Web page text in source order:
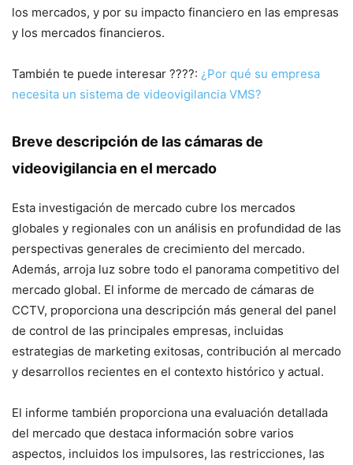
los mercados, y por su impacto financiero en las empresas
y los mercados financieros.
También te puede interesar ????: ¿Por qué su empresa
necesita un sistema de videovigilancia VMS?
Breve descripción de las cámaras de
videovigilancia en el mercado
Esta investigación de mercado cubre los mercados
globales y regionales con un análisis en profundidad de las
perspectivas generales de crecimiento del mercado.
Además, arroja luz sobre todo el panorama competitivo del
mercado global. El informe de mercado de cámaras de
CCTV, proporciona una descripción más general del panel
de control de las principales empresas, incluidas
estrategias de marketing exitosas, contribución al mercado
y desarrollos recientes en el contexto histórico y actual.
El informe también proporciona una evaluación detallada
del mercado que destaca información sobre varios
aspectos, incluidos los impulsores, las restricciones, las